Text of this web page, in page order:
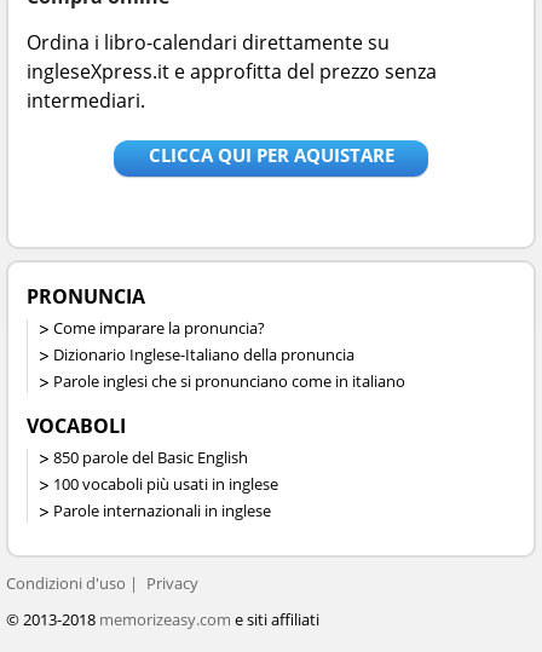
Ordina i libro-calendari direttamente su
ingleseXpress.it e approfitta del prezzo senza
intermediari.
CLICCA QUI PER AQUISTARE
PRONUNCIA
Come imparare la pronuncia?
Dizionario Inglese-Italiano della pronuncia
Parole inglesi che si pronunciano come in italiano
VOCABOLI
850 parole del Basic English
100 vocaboli più usati in inglese
Parole internazionali in inglese
Condizioni d'uso
Privacy
© 2013-2018 memorizeasy.com e siti affiliati